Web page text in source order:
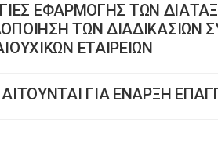
ΕΦΑΡΜΟΓΗΣ ΤΩΝ
ΤΩΝ ΔΙΑΔΙΚΑΣΙΩΝ
ΕΤΑΙΡΕΙΩΝ
ΓΙΑ ΕΝΑΡΞΗ